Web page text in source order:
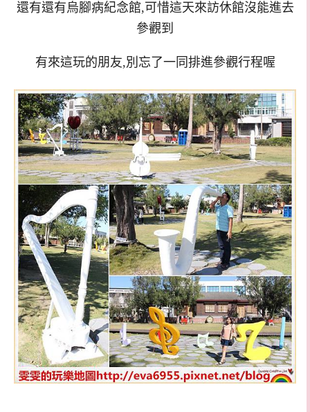
還有還有烏腳病紀念館,可惜這天來訪休館沒能進去
參觀到
有來這玩的朋友,別忘了一同排進參觀行程喔